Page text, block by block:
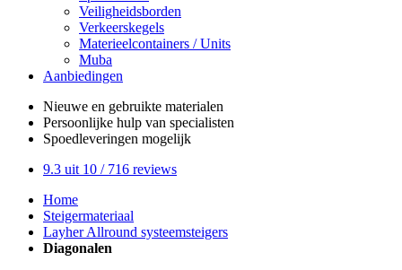
Veiligheidsborden
Verkeerskegels
Materieelcontainers / Units
Muba
Aanbiedingen
Nieuwe en gebruikte materialen
Persoonlijke hulp van specialisten
Spoedleveringen mogelijk
9.3 uit 10 / 716 reviews
Home
Steigermateriaal
Layher Allround systeemsteigers
Diagonalen